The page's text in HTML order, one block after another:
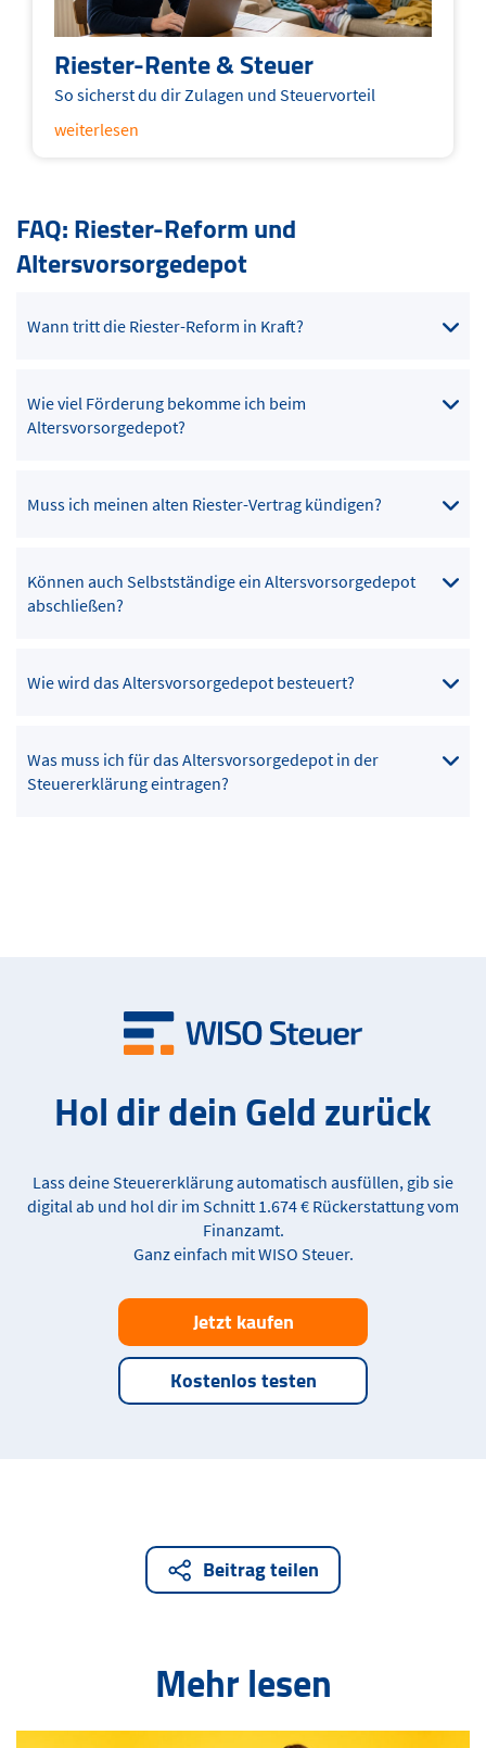
Riester-Rente & Steuer
So sicherst du dir Zulagen und Steuervorteil
weiterlesen
FAQ: Riester-Reform und
Altersvorsorgedepot
Wann tritt die Riester-Reform in Kraft?
Wie viel Förderung bekomme ich beim
Altersvorsorgedepot?
Muss ich meinen alten Riester-Vertrag kündigen?
Können auch Selbstständige ein Altersvorsorgedepot
abschließen?
Wie wird das Altersvorsorgedepot besteuert?
Was muss ich für das Altersvorsorgedepot in der
Steuererklärung eintragen?
Hol dir dein Geld zurück
Lass deine Steuererklärung automatisch ausfüllen, gib sie
digital ab und hol dir im Schnitt 1.674 € Rückerstattung vom
Finanzamt.
Ganz einfach mit WISO Steuer.
Jetzt kaufen
Kostenlos testen
Beitrag teilen
Mehr lesen